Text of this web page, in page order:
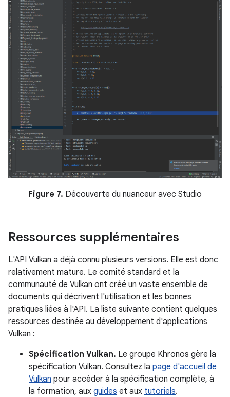
Figure 7. Découverte du nuanceur avec Studio
Ressources supplémentaires
L'API Vulkan a déjà connu plusieurs versions. Elle est donc
relativement mature. Le comité standard et la
communauté de Vulkan ont créé un vaste ensemble de
documents qui décrivent l'utilisation et les bonnes
pratiques liées à l'API. La liste suivante contient quelques
ressources destinée au développement d'applications
Vulkan :
Spécification Vulkan. Le groupe Khronos gère la
spécification Vulkan. Consultez la page d'accueil de
Vulkan pour accéder à la spécification complète, à
la formation, aux guides et aux tutoriels.